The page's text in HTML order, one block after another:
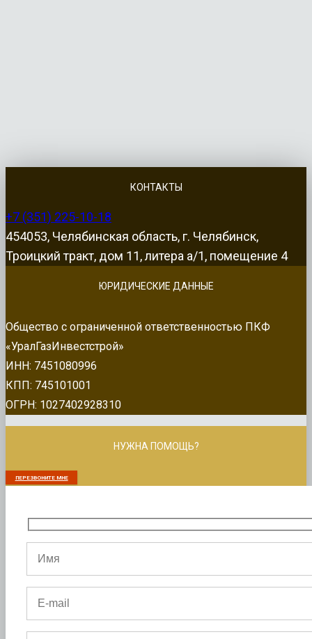
КОНТАКТЫ
+7 (351) 225-10-18
454053, Челябинская область, г. Челябинск,
Троицкий тракт, дом 11, литера а/1, помещение 4
ЮРИДИЧЕСКИЕ ДАННЫЕ
Общество с ограниченной ответственностью ПКФ
«УралГазИнвестстрой»
ИНН: 7451080996
КПП: 745101001
ОГРН: 1027402928310
НУЖНА ПОМОЩЬ?
ПЕРЕЗВОНИТЕ МНЕ